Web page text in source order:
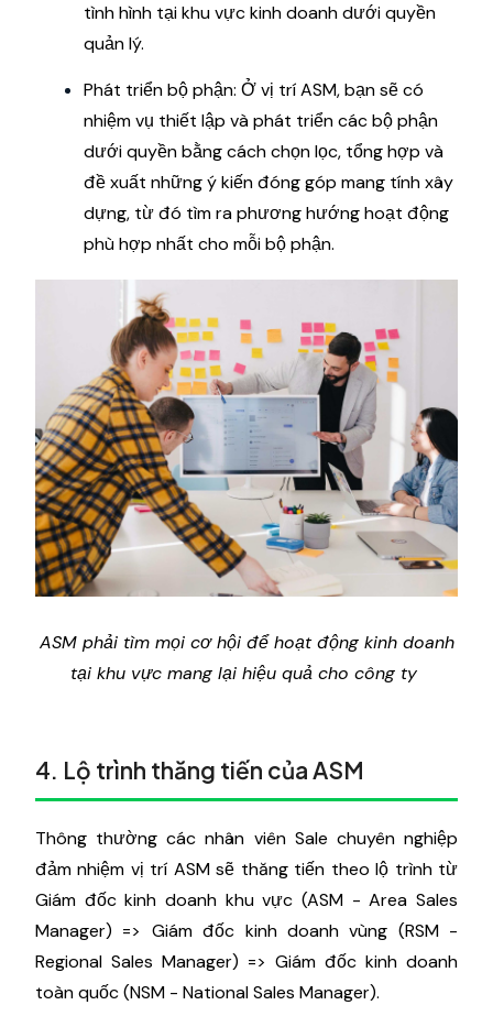
tình hình tại khu vực kinh doanh dưới quyền
quản lý.
Phát triển bộ phận: Ở vị trí ASM, bạn sẽ có
nhiệm vụ thiết lập và phát triển các bộ phận
dưới quyền bằng cách chọn lọc, tổng hợp và
đề xuất những ý kiến đóng góp mang tính xây
dựng, từ đó tìm ra phương hướng hoạt động
phù hợp nhất cho mỗi bộ phận.
ASM phải tìm mọi cơ hội để hoạt động kinh doanh
tại khu vực mang lại hiệu quả cho công ty
4. Lộ trình thăng tiến của ASM
Thông thường các nhân viên Sale chuyên nghiệp
đảm nhiệm vị trí ASM sẽ thăng tiến theo lộ trình từ
Giám đốc kinh doanh khu vực (ASM - Area Sales
Manager) => Giám đốc kinh doanh vùng (RSM -
Regional Sales Manager) => Giám đốc kinh doanh
toàn quốc (NSM - National Sales Manager).